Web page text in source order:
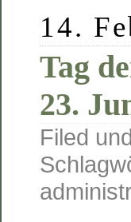
14.
Tag
23.
Filed